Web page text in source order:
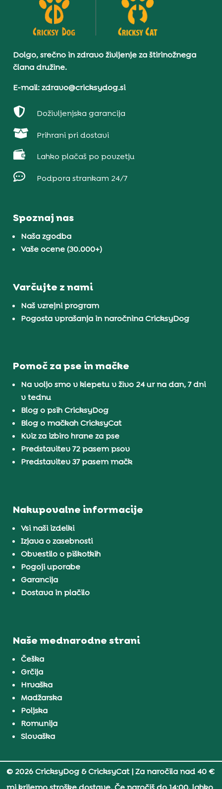
Dolgo, srečno in zdravo življenje za štirinožnega
člana družine.
E-mail: zdravo@cricksydog.si
 Doživljenjska garancija
 Prihrani pri dostavi
 Lahko plačaš po povzetju
 Podpora strankam 24/7
Spoznaj nas
Naša zgodba
Vaše ocene (30.000+)
Varčujte z nami
Naš vzrejni program
Pogosta vprašanja in naročnina CricksyDog
Pomoč za pse in mačke
Na voljo smo v klepetu v živo 24 ur na dan, 7 dni
v tednu
Blog o psih CricksyDog
Blog o mačkah CricksyCat
Kviz za izbiro hrane za pse
Predstavitev 72 pasem psov
Predstavitev 37 pasem mačk
Nakupovalne informacije
Vsi naši izdelki
Izjava o zasebnosti
Obvestilo o piškotkih
Pogoji uporabe
Garancija
Dostava in plačilo
Naše mednarodne strani
Češka
Grčija
Hrvaška
Madžarska
Poljska
Romunija
Slovaška
© 2026 CricksyDog & CricksyCat| Za naročila nad 40 €